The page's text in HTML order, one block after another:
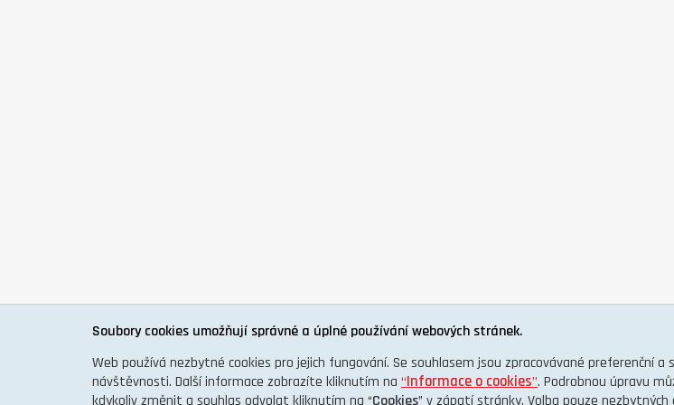
Soubory cookies umožňují správné a úplné používání webových stránek.
Web používá nezbytné cookies pro jejich fungování. Se souhlasem jsou zpracovávané
návštěvnosti. Další informace zobrazíte kliknutím na “Informace o cookies”. Podrobnou úpravu
kdykoliv změnit a souhlas odvolat kliknutím na “Cookies” v zápatí stránky. Volba pouze